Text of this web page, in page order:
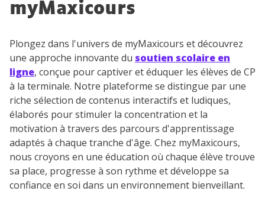
myMaxicours
Plongez dans l'univers de myMaxicours et découvrez
une approche innovante du soutien scolaire en
ligne, conçue pour captiver et éduquer les élèves de CP
à la terminale. Notre plateforme se distingue par une
riche sélection de contenus interactifs et ludiques,
élaborés pour stimuler la concentration et la
motivation à travers des parcours d'apprentissage
adaptés à chaque tranche d'âge. Chez myMaxicours,
nous croyons en une éducation où chaque élève trouve
sa place, progresse à son rythme et développe sa
confiance en soi dans un environnement bienveillant.